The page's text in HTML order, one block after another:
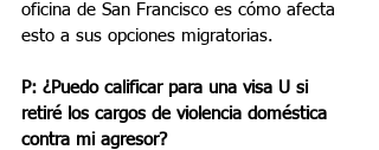
oficina de San Francisco es cómo afecta
esto a sus opciones migratorias.
P: ¿Puedo calificar para una visa U si
retiré los cargos de violencia doméstica
contra mi agresor?